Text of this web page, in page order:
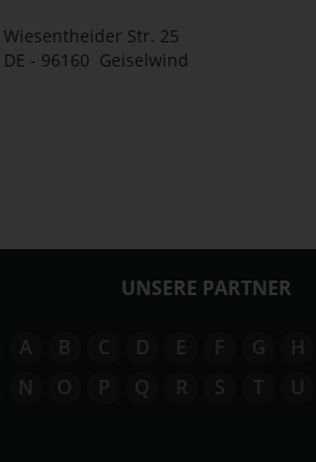
Wiesentheider Str. 25
DE - 96160 Geiselwind
UNSERE PARTNER
A B C D E F G H
N
O P Q R S T U